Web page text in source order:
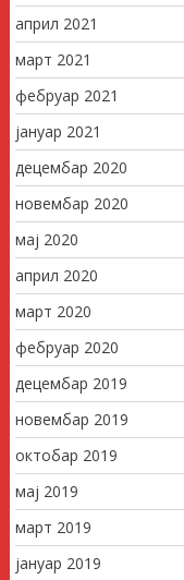
април 2021
март 2021
фебруар 2021
јануар 2021
децембар 2020
новембар 2020
мај 2020
април 2020
март 2020
фебруар 2020
децембар 2019
новембар 2019
октобар 2019
мај 2019
март 2019
јануар 2019